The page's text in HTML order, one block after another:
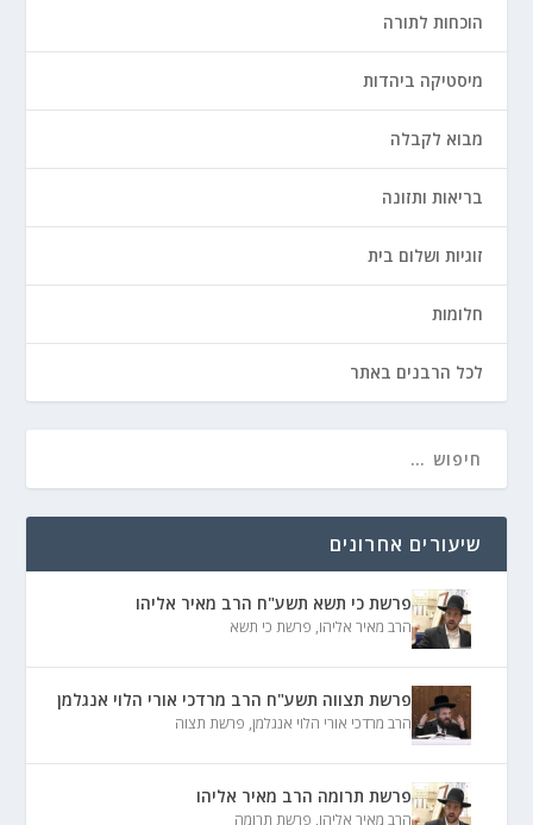
הוכחות לתורה
מיסטיקה ביהדות
מבוא לקבלה
בריאות ותזונה
זוגיות ושלום בית
חלומות
לכל הרבנים באתר
שיעורים אחרונים
פרשת כי תשא תשע"ח הרב מאיר אליהו
הרב מאיר אליהו, פרשת כי תשא
פרשת תצווה תשע"ח הרב מרדכי אורי הלוי אנגלמן
הרב מרדכי אורי הלוי אנגלמן, פרשת תצוה
פרשת תרומה הרב מאיר אליהו
הרב מאיר אליהו, פרשת תרומה